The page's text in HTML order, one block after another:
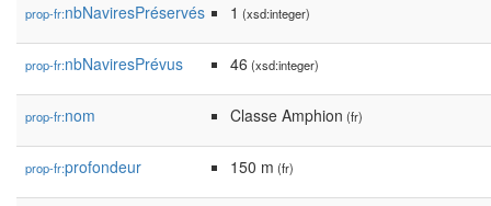
prop-fr:nbNaviresPréservés 1 (xsd:integer)
prop-fr:nbNaviresPrévus 46 (xsd:integer)
prop-fr:nom Classe Amphion (fr)
prop-fr:profondeur 150 m (fr)